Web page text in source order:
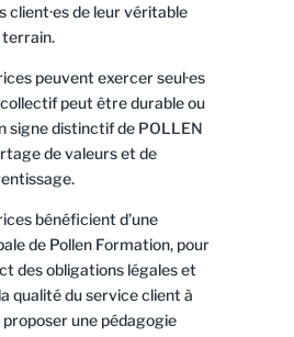
client·es de leur véritable
terrain.
peuvent exercer seul·es
peut être durable ou
signe distinctif de POLLEN
de valeurs et de
bénéficient d’une
de Pollen Formation, pour
des obligations légales et
qualité du service client à
une pédagogie